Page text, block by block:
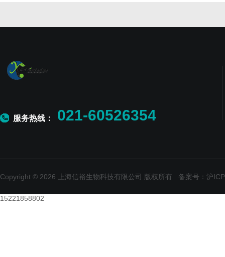
服务热线： 021-60526354
Copyright © 2026 上海信裕生物科技有限公司 版权所有 备案号：沪
15221858802